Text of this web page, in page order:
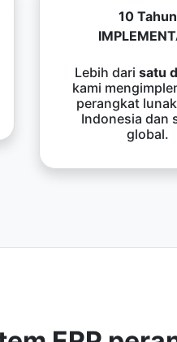
10 Tahun
Lebih dari satu
kami
perangkat lunak
Indonesia dan
global.